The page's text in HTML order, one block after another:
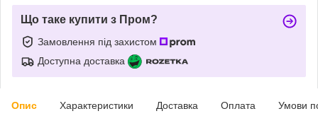
Що таке купити з Пром?
Замовлення під захистом
Доступна доставка
Опис Характеристики Доставка Оплата Умови